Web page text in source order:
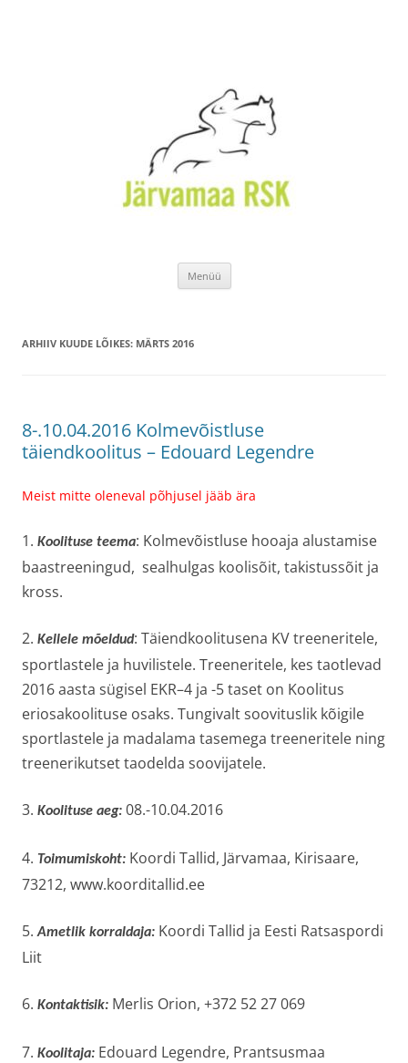
Menüü Liigu
juurde
ARHIIV KUUDE LÕIKES: MÄRTS 2016
8-.10.04.2016 Kolmevõistluse
täiendkoolitus – Edouard Legendre
Meist mitte oleneval põhjusel jääb ära
1. Koolituse teema: Kolmevõistluse hooaja alustamise
baastreeningud, sealhulgas koolisõit, takistussõit ja
kross.
2. Kellele mõeldud: Täiendkoolitusena KV treeneritele,
sportlastele ja huvilistele. Treeneritele, kes taotlevad
2016 aasta sügisel EKR–4 ja -5 taset on Koolitus
eriosakoolituse osaks. Tungivalt soovituslik kõigile
sportlastele ja madalama tasemega treeneritele ning
treenerikutset taodelda soovijatele.
3. Koolituse aeg: 08.-10.04.2016
4. Toimumiskoht: Koordi Tallid, Järvamaa, Kirisaare,
73212, www.koorditallid.ee
5.Ametlik korraldaja: Koordi Tallid ja Eesti Ratsaspordi
Liit
6. Kontaktisik: Merlis Orion, +372 52 27 069
7. Koolitaja: Edouard Legendre, Prantsusmaa